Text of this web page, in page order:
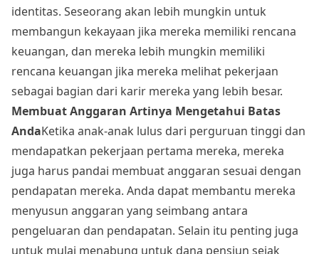
identitas. Seseorang akan lebih mungkin untuk
membangun kekayaan jika mereka memiliki rencana
keuangan, dan mereka lebih mungkin memiliki
rencana keuangan jika mereka melihat pekerjaan
sebagai bagian dari karir mereka yang lebih besar.
Membuat Anggaran Artinya Mengetahui Batas
AndaKetika anak-anak lulus dari perguruan tinggi dan
mendapatkan pekerjaan pertama mereka, mereka
juga harus pandai membuat anggaran sesuai dengan
pendapatan mereka. Anda dapat membantu mereka
menyusun anggaran yang seimbang antara
pengeluaran dan pendapatan. Selain itu penting juga
untuk mulai menabung untuk dana pensiun sejak